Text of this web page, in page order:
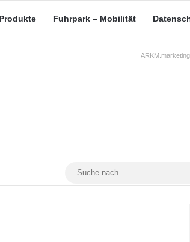
Produkte Fuhrpark – Mobilität
ARKM.marketing
YouTubeMastodon